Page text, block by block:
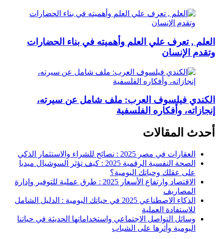
العلم , تعرف علي العلم وأهميته في بناء الحضارات
وتقدم الإنسان
الكندي فيلسوف العرب: ملف شامل عن سيرته،
إنجازاته، وأفكاره الفلسفية
أحدث المقالات
العقارات في مصر 2025 : نصائح للشراء والاستثمار الذكي
الصحة النفسية الرقمية 2025 : كيف تؤثر السوشيال ميديا
على عقلك وحياتك اليومية؟
الاقتصاد وارتفاع الأسعار 2025 : طرق عملية للتوفير وإدارة
المصاريف
الذكاء الاصطناعي 2025 في حياتك اليومية : الدليل الشامل
للاستفادة العملية
وسائل التواصل الاجتماعي واستخداماتها الحديثة في حياتنا
اليومية وأثرها على الشباب